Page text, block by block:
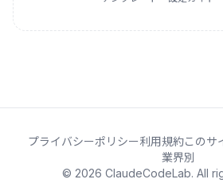
プライバシーポリシー利用規約このサ
業界別
© 2026 ClaudeCodeLab. All